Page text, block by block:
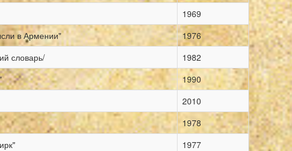
1969
в Армении"
1976
словарь/
1982
1990
2010
1978
1977